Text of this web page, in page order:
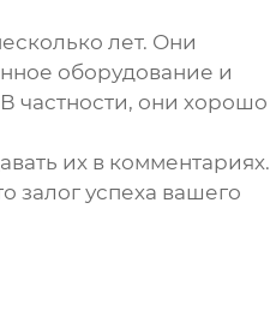
лет. Они
оборудование и
частности, они хорошо
их в комментариях.
залог успеха вашего